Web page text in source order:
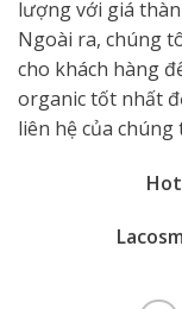
lượng với giá
Ngoài ra, chúng
cho khách hàng
organic tốt nhất
liên hệ của chúng